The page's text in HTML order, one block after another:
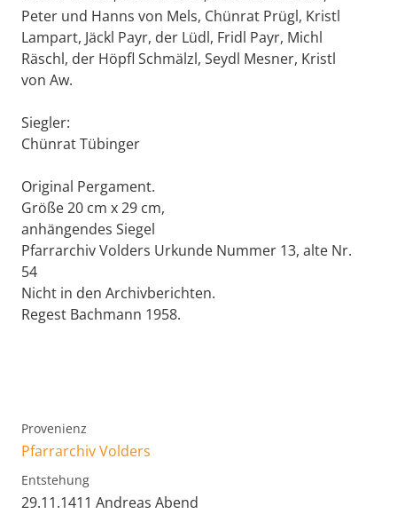
Peter und Hanns von Mels, Chünrat Prügl, Kristl
Lampart, Jäckl Payr, der Lüdl, Fridl Payr, Michl
Räschl, der Höpfl Schmälzl, Seydl Mesner, Kristl
von Aw.
Siegler:
Chünrat Tübinger
Original Pergament.
Größe 20 cm x 29 cm,
anhängendes Siegel
Pfarrarchiv Volders Urkunde Nummer 13, alte Nr.
54
Nicht in den Archivberichten.
Regest Bachmann 1958.
Provenienz
Pfarrarchiv Volders
Entstehung
29.11.1411 Andreas Abend